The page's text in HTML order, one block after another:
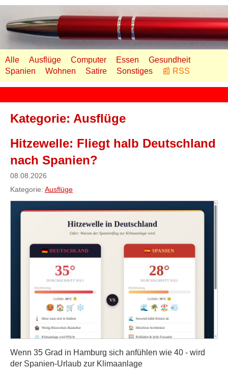
Alle Ausflüge Computer Essen
Gesundheit
Spanien
Wohnen Satire Sonstiges 📰 RSS
Kategorie: Ausflüge
Hitzewelle: Fliegt halb Deutschland
nach Spanien?
08.08.2026
Kategorie: Ausflüge
Wenn 35 Grad in Hamburg sich anfühlen wie 40 - wird
der Spanien-Urlaub zur Klimaanlage